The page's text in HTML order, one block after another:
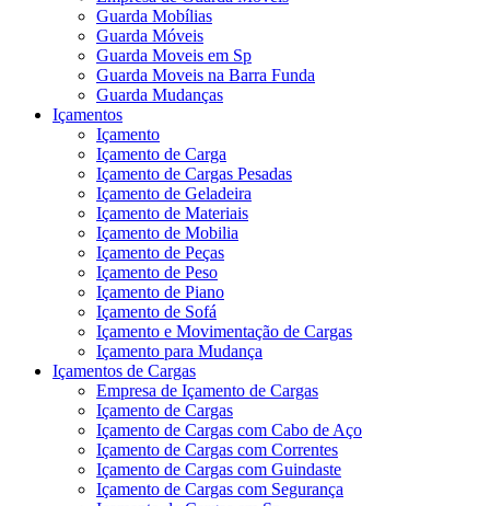
Guarda Mobílias
Guarda Móveis
Guarda Moveis em Sp
Guarda Moveis na Barra Funda
Guarda Mudanças
Içamentos
Içamento
Içamento de Carga
Içamento de Cargas Pesadas
Içamento de Geladeira
Içamento de Materiais
Içamento de Mobilia
Içamento de Peças
Içamento de Peso
Içamento de Piano
Içamento de Sofá
Içamento e Movimentação de Cargas
Içamento para Mudança
Içamentos de Cargas
Empresa de Içamento de Cargas
Içamento de Cargas
Içamento de Cargas com Cabo de Aço
Içamento de Cargas com Correntes
Içamento de Cargas com Guindaste
Içamento de Cargas com Segurança